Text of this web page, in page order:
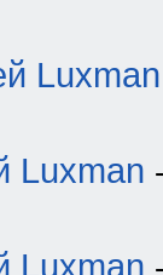
Luxman
Luxman
Luxman